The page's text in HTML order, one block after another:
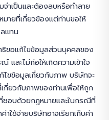
เป็นและต้องลบหรือทำลาย
ายที่เกี่ยวข้องแต่ท่านขอให้
แทน
ขอแก้ไขข้อมูลส่วนบุคคลของ
ละไม่ก่อให้เกิดความเข้าใจ
ขข้อมูลเกี่ยวกับภาพ บริษัทจะ
กี่ยวกับภาพของท่านเพื่อให้ถูก
ชอบด้วยกฎหมายและในกรณีที่
าใช้จ่ายบริษัทอาจเรียกเก็บค่า